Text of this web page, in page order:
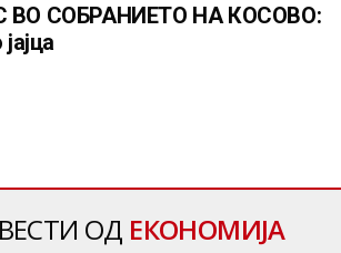
ВО СОБРАНИЕТО НА КОСОВО:
ОД ЕКОНОМИЈА